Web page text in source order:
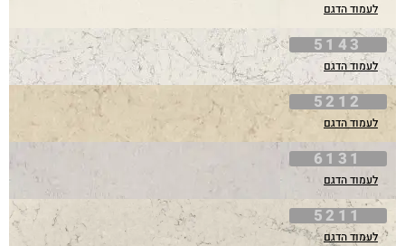
לעמוד הדגם
5143
לעמוד הדגם
5212
לעמוד הדגם
6131
לעמוד הדגם
5211
לעמוד הדגם